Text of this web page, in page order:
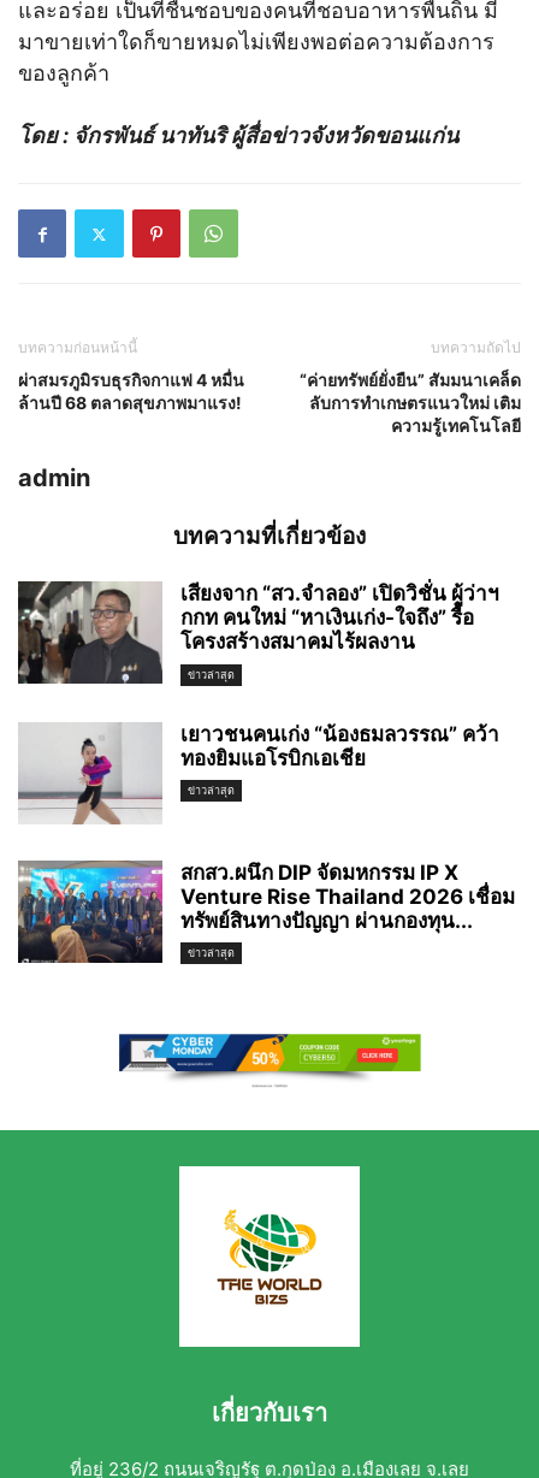
และอร่อย เป็นที่ชื่นชอบของคนที่ชอบอาหารพื้นถิ่น มี
มาขายเท่าใดก็ขายหมดไม่เพียงพอต่อความต้องการ
ของลูกค้า
โดย : จักรพันธ์ นาทันริ ผู้สื่อข่าวจังหวัดขอนแก่น
บทความก่อนหน้านี้
ผ่าสมรภูมิรบธุรกิจกาแฟ 4 หมื่น
ล้านปี 68 ตลาดสุขภาพมาแรง!
บทความถัดไป
“ค่ายทรัพย์ยั่งยืน” สัมมนาเคล็ด
ลับการทำเกษตรแนวใหม่ เติม
ความรู้เทคโนโลยี
admin
บทความที่เกี่ยวข้อง
เสียงจาก “สว.จำลอง” เปิดวิชั่น ผู้ว่าฯ
กกท คนใหม่ “หาเงินเก่ง-ใจถึง” รื้อ
โครงสร้างสมาคมไร้ผลงาน
ข่าวล่าสุด
เยาวชนคนเก่ง “น้องธมลวรรณ” คว้า
ทองยิมแอโรบิกเอเชีย
ข่าวล่าสุด
สกสว.ผนึก DIP จัดมหกรรม IP X
Venture Rise Thailand 2026 เชื่อม
ทรัพย์สินทางปัญญา ผ่านกองทุน...
ข่าวล่าสุด
เกี่ยวกับเรา
ที่อยู่ 236/2 ถนนเจริญรัฐ ต.กุดป่อง อ.เมืองเลย จ.เลย